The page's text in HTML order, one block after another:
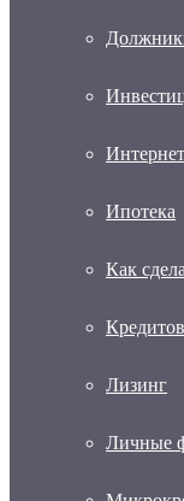
Ипотека
Как
Лизинг
Личные